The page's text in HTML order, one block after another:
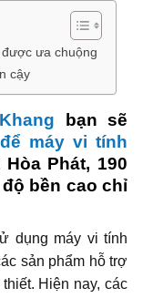
ưa chuộng
cậy
bạn sẽ
máy vi tính
Phát, 190
bền cao chỉ
dụng máy vi tính
sản phẩm hỗ trợ
Hiện nay, các